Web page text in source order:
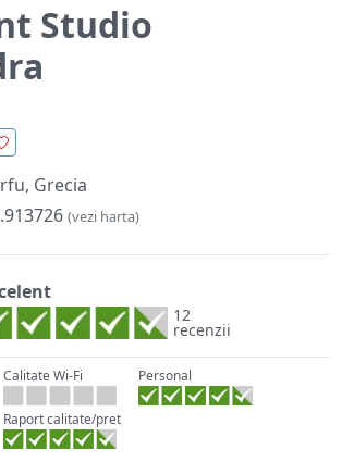
Studio
Grecia
(vezi harta)
12
recenzii
Calitate Wi-Fi Personal
Raport calitate/pret